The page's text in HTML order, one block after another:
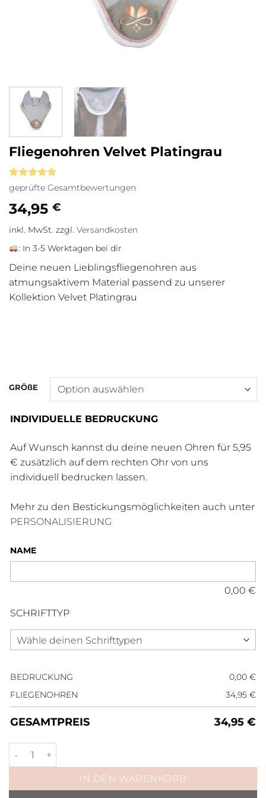
Fliegenohren Velvet Platingrau
Bewertet
mit
5, basierend
auf
1
geprüfte Gesamtbewertungen
34,95 €
inkl. MwSt. zzgl. Versandkosten
: In 3-5 Werktagen bei dir
Deine neuen Lieblingsfliegenohren aus
atmungsaktivem Material passend zu unserer
Kollektion Velvet Platingrau
GRÖßE
INDIVIDUELLE BEDRUCKUNG
Auf Wunsch kannst du deine neuen Ohren für 5,95
€ zusätzlich auf dem rechten Ohr von uns
individuell bedrucken lassen.
Mehr zu den Bestickungsmöglichkeiten auch unter
PERSONALISIERUNG
NAME
0,00 €
SCHRIFTTYP
BEDRUCKUNG 0,00 €
FLIEGENOHREN
34,95 €
GESAMTPREIS 34,95 €
Fliegenohren Velvet Platingrau Menge
IN DEN WARENKORB